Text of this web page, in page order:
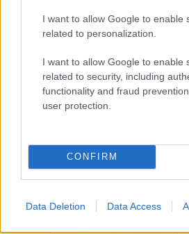
I want to allow Google to enable
related to personalization.
I want to allow Google to enable
related to security, including
functionality and fraud
user protection.
CONFIRM
Data Deletion Data Access
Címlapfotó: